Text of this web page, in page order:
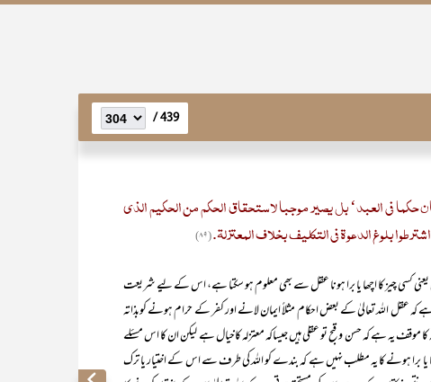
439 /
حکما فی العبد‘ بل یصیر موجبا لاستحقاق الحکم من الحکیم الذی
بلوغ الدعوۃ فی التکلیف بخلاف المعتزلة.(۸۹)
یعنی کسی چیز کا اچھا یا برا ہونا عقل سے بھی معلوم ہو سکتا ہے، اس کے لیے شریعت
کہ عقل اللہ تعالیٰ کے بعض احکام مثلاً ایمان لانے اور کفر کے حرام ہونے کوبذاتہ
یہ ہے کہ حسن وقبح تو عقلی ہیں جیساکہ معتزلہ کاخیال ہے لیکن ان کا اس مسئلے
برا ہونے کا یہ مطلب نہیں ہے کہ بندے کو اللہ کی طرف سے اس کے اختیار یا ترک